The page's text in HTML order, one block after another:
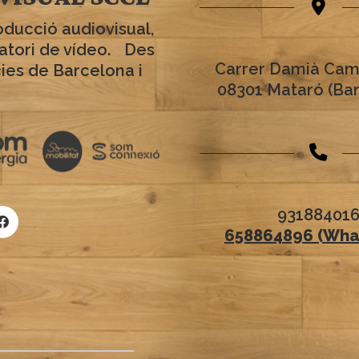
audiovisual,
de vídeo. Des
de Barcelona i
Carrer Damià
08301 Mataró
931884016
658864896